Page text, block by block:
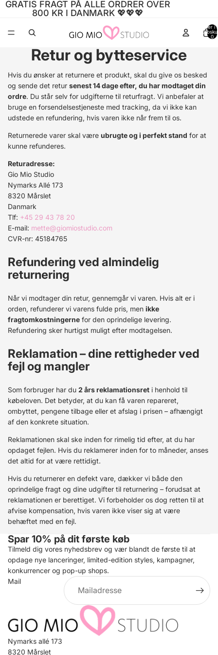
GRATIS FRAGT PÅ ALLE ORDRER OVER
800 KR I DANMARK 💖💖💖
Varer i
0
Retur og bytteservice
Hvis du ønsker at returnere et produkt, skal du give os besked
og sende det retur senest 14 dage efter, du har modtaget din
ordre. Du står selv for udgifterne til returfragt. Vi anbefaler at
bruge en forsendelsestjeneste med tracking, da vi ikke kan
udstede en refundering, hvis varen ikke når frem til os.
Returnerede varer skal være ubrugte og i perfekt stand for at
kunne refunderes.
Returadresse:
Gio Mio Studio
Nymarks Allé 173
8320 Mårslet
Danmark
Tlf: +45 29 43 78 20
E-mail: mette@giomiostudio.com
CVR-nr: 45184765
Refundering ved almindelig
returnering
Når vi modtager din retur, gennemgår vi varen. Hvis alt er i
orden, refunderer vi varens fulde pris, men ikke
fragtomkostningerne for den oprindelige levering.
Refundering sker hurtigst muligt efter modtagelsen.
Reklamation – dine rettigheder ved
fejl og mangler
Som forbruger har du 2 års reklamationsret i henhold til
købeloven. Det betyder, at du kan få varen repareret,
ombyttet, pengene tilbage eller et afslag i prisen – afhængigt
af den konkrete situation.
Reklamationen skal ske inden for rimelig tid efter, at du har
opdaget fejlen. Hvis du reklamerer inden for to måneder, anses
det altid for at være rettidigt.
Hvis du returnerer en defekt vare, dækker vi både den
oprindelige fragt og dine udgifter til returnering – forudsat at
reklamationen er berettiget. Vi forbeholder os dog retten til at
afvise kompensation, hvis varen ikke viser sig at være
behæftet med en fejl.
Spar 10% på dit første køb
Tilmeld dig vores nyhedsbrev og vær blandt de første til at
opdage nye lanceringer, limited-edition styles, kampagner,
konkurrencer og pop-up shops.
Mail
Nymarks allé 173
8320 Mårslet